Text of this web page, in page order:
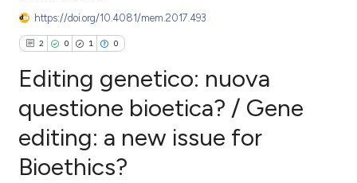
https://doi.org/10.4081/mem.2017.493
2 0 1 0
Citing Publications
Supporting
Editing genetico: nuova
questione bioetica? / Gene
editing: a new issue for
Bioethics?